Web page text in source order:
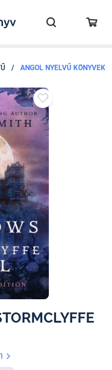
/ ANGOL NYELVŰ KÖNYVEK